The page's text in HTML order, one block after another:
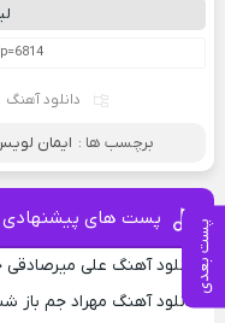
پست بعدی
دانلود آهنگ
برچسب ها : ایمان
پست های پیشنهادی
دانلود آهنگ علی
دانلود آهنگ مهراد جم باز